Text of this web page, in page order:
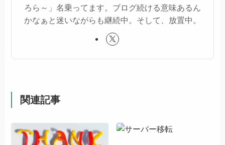
ろら～」名乗ってます。ブログ続ける意味あるん
かなぁと迷いながらも継続中。そして、放置中。
関連記事